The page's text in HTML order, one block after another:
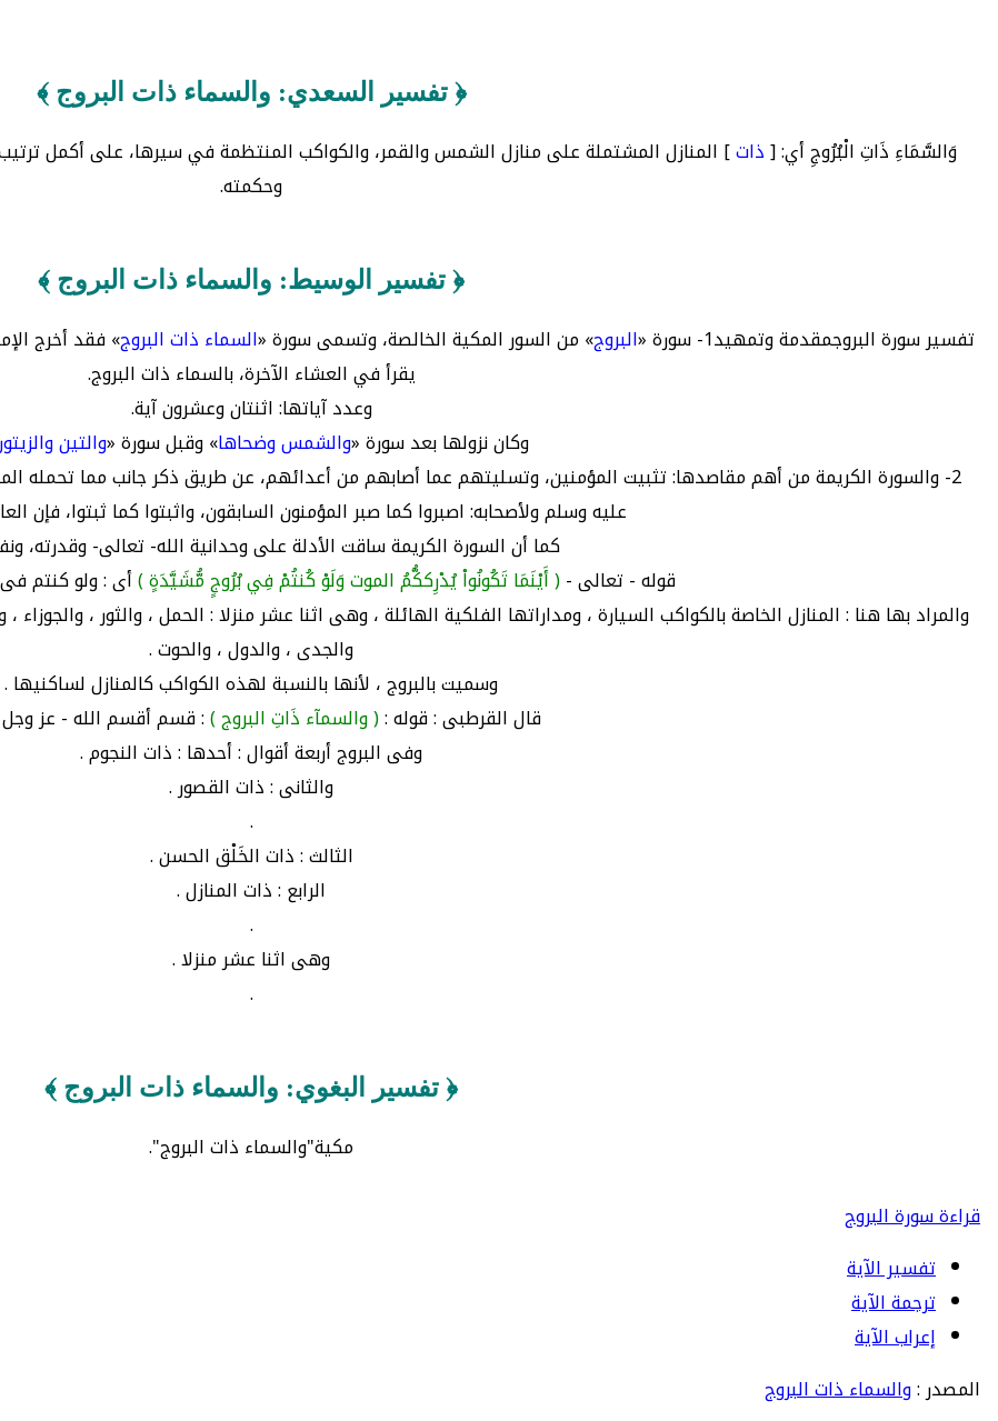
﴿ تفسير السعدي: والسماء ذات البروج ﴾
وَالسَّمَاءِ ذَاتِ الْبُرُوجِ أي: [ذات] المنازل المشتملة على منازل الشمس والقمر، والكواكب المنتظمة في سيرها، على أكمل
وحكمته.
﴿ تفسير الوسيط: والسماء ذات البروج ﴾
تفسير سورة البروجمقدمة وتمهيد1- سورة « البروج» من السور المكية الخالصة، وتسمى سورة «السماء ذات البروج» فقد أخرج
يقرأ في العشاء الآخرة، بالسماء ذات البروج.
وعدد آياتها: اثنتان وعشرون آية.
وكان نزولها بعد سورة «والشمس وضحاها» وقبل سورة «والتين
2- والسورة الكريمة من أهم مقاصدها: تثبيت المؤمنين، وتسليتهم عما أصابهم من أعدائهم، عن طريق ذكر جانب مما تحمله
عليه وسلم ولأصحابه: اصبروا كما صبر المؤمنون السابقون، واثبتوا كما ثبتوا، فإن
كما أن السورة الكريمة ساقت الأدلة على وحدانية الله- تعالى- وقدرته،
قوله - تعالى -( أَيْنَمَا تَكُونُواْ يُدْرِككُّمُ الموت وَلَوْ كُنتُمْ فِي بُرُوجٍ مُّشَيَّدَةٍ )أى : ولو كنتم
والمراد بها هنا : المنازل الخاصة بالكواكب السيارة ، ومداراتها الفلكية الهائلة ، وهى اثنا عشر منزلا : الحمل ، والثور ،
والجدى ، والدول ، والحوت .
وسميت بالبروج ، لأنها بالنسبة لهذه الكواكب كالمنازل لساكنيها .
قال القرطبى : قوله :( والسمآء ذَاتِ البروج ): قسم أقسم الله - عز
وفى البروج أربعة أقوال : أحدها : ذات النجوم .
والثانى : ذات القصور .
.
الثالث : ذات الخَلْق الحسن .
الرابع : ذات المنازل .
.
وهى اثنا عشر منزلا .
.
﴿ تفسير البغوي: والسماء ذات البروج ﴾
مكية"والسماء ذات البروج".
قراءة سورة البروج
تفسير الآية
ترجمة الآية
إعراب الآية
المصدر :والسماء ذات البروج